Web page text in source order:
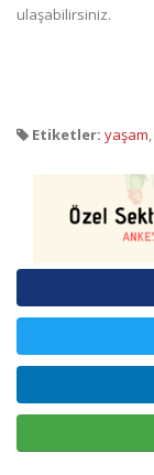
ulaşabilirsiniz.
Etiketler: yaşam,